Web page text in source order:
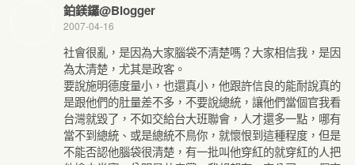
鉑鎂鑼@Blogger
2007-04-16
社會很亂，是因為大家腦袋不清楚嗎？大家相信我，是因
為太清楚，尤其是政客。
要說施明德度量小，也還真小，他跟許信良的能耐說真的
是跟他們的肚量差不多，不要說總統，讓他們當個官我看
台灣就毀了，不如交給台大班聯會，人才還多一點，哪有
當不到總統、或是總統不鳥你，就懷恨到這種程度，但是
不能否認他腦袋很清楚，有一批叫他穿紅的就穿紅的人把